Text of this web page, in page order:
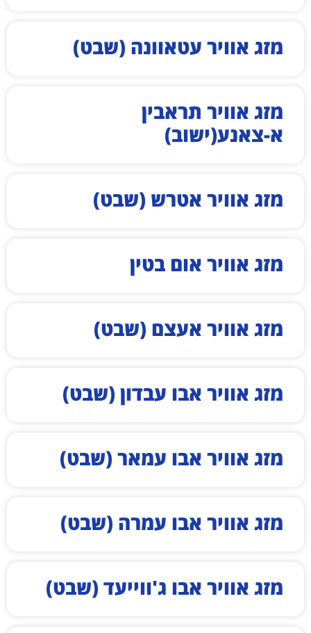
מזג אוויר עטאוונה (שבט)
מזג אוויר תראבין
א-צאנע(ישוב)
מזג אוויר אטרש (שבט)
מזג אוויר אום בטין
מזג אוויר אעצם (שבט)
מזג אוויר אבו עבדון (שבט)
מזג אוויר אבו עמאר (שבט)
מזג אוויר אבו עמרה (שבט)
מזג אוויר אבו ג'ווייעד (שבט)